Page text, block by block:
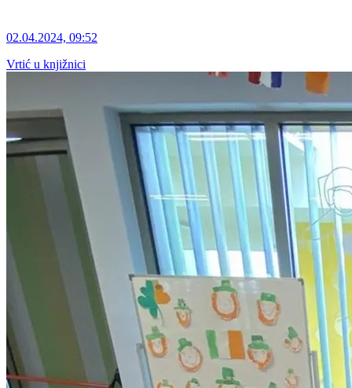
02.04.2024, 09:52
Vrtić u knjižnici